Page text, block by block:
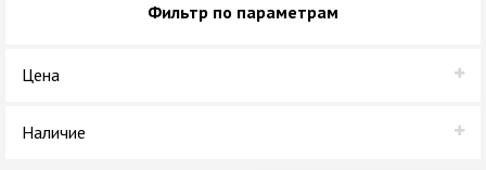
Фильтр по параметрам
Цена
Наличие